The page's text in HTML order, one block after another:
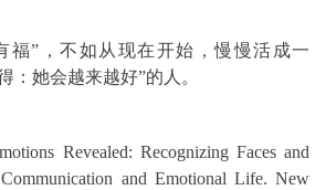
福”，不如从现在开始，慢慢活成一
：她会越来越好”的人。
Revealed: Recognizing Faces and
and Emotional Life. New